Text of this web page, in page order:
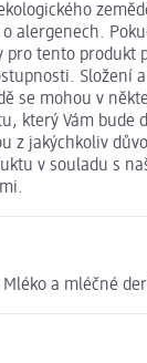
alergenech.
pro tento produkt
Složení
se mohou v
který Vám bude
z jakýchkoliv
v souladu s
a mléčné